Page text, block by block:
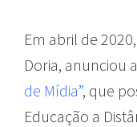
Em abril de
Doria, anunciou
de Mídia”, que
Educação a